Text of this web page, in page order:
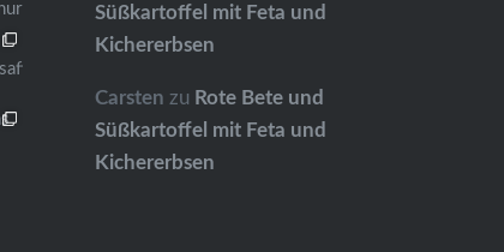
Süßkartoffel mit Feta und
Kichererbsen
Carsten zu Rote Bete und
Süßkartoffel mit Feta und
Kichererbsen